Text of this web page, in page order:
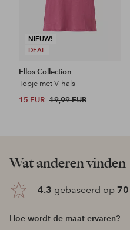
NIEUW!
DEAL
Ellos Collection
Topje met V-hals
15 EUR 19,99 EUR
Wat anderen vinden
4.3 gebaseerd op 70
Hoe wordt de maat ervaren?